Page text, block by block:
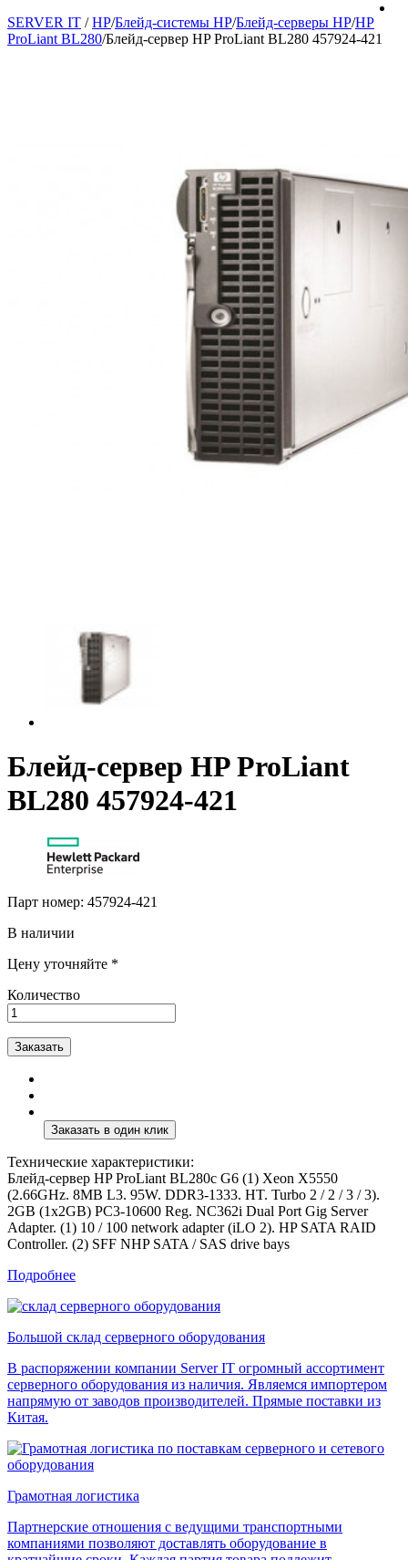
SERVER IT / HP/Блейд-системы HP/Блейд-серверы HP/HP
ProLiant BL280/Блейд-сервер HP ProLiant BL280 457924-421
Блейд-сервер HP ProLiant
BL280 457924-421
Парт номер: 457924-421
В наличии
Цену уточняйте *
Количество
Заказать
Технические характеристики:
Блейд-сервер HP ProLiant BL280c G6 (1) Xeon X5550
(2.66GHz. 8MB L3. 95W. DDR3-1333. HT. Turbo 2 / 2 / 3 / 3).
2GB (1x2GB) PC3-10600 Reg. NC362i Dual Port Gig Server
Adapter. (1) 10 / 100 network adapter (iLO 2). HP SATA RAID
Controller. (2) SFF NHP SATA / SAS drive bays
Подробнее
Большой склад серверного оборудования
В распоряжении компании Server IT огромный ассортимент
серверного оборудования из наличия. Являемся импортером
напрямую от заводов производителей. Прямые поставки из
Китая.
Грамотная логистика
Партнерские отношения с ведущими транспортными
компаниями позволяют доставлять оборудование в